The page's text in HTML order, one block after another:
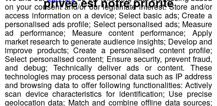
Inscription par téléphone toute la journée pour
participer aux 2 tirages au sort par jour à 8h45 et 17h45.
Appelez le standard au 04 50 58 24 09
Pour cette semaine on vous offre vos entrées pour vous
et la personne de votre choix pourWALIBI RHONE
ALPES!
on your consent and/or our legitimate interest: Store and/or
access information on a device; Select basic ads; Create a
personalised ads profile; Select personalised ads; Measure
ad performance; Measure content performance; Apply
market research to generate audience insights; Develop and
improve products; Create a personalised content profile;
Select personalised content; Ensure security, prevent fraud,
and debug; Technically deliver ads or content. These
technologies may process personal data such as IP address
and browsing data to offer following functionalities: Actively
scan device characteristics for identification; Use precise
geolocation data; Match and combine offline data sources;